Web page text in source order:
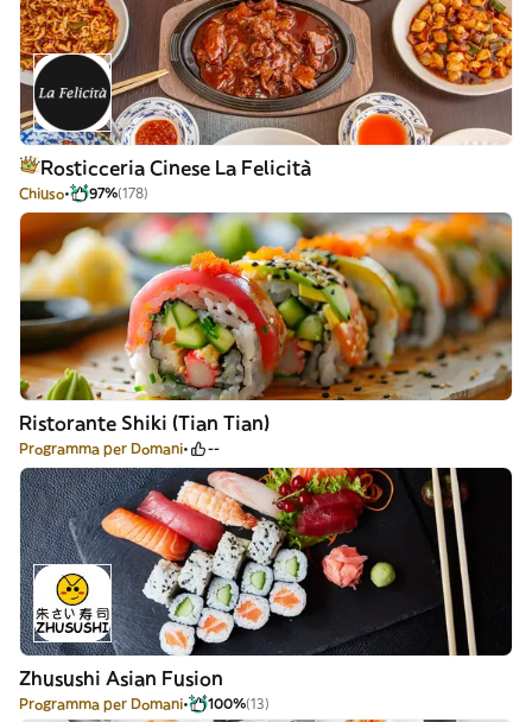
Rosticceria Cinese La Felicità
Chiuso 97%(178)
Ristorante Shiki (Tian Tian)
Programma per Domani --
Zhusushi Asian Fusion
Programma per Domani 100%(13)